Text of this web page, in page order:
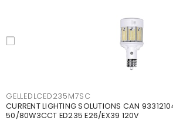
GELLEDLCED235M7SC
CURRENT LIGHTING SOLUTIONS CAN
50/80W3CCT ED235 E26/EX39 120V